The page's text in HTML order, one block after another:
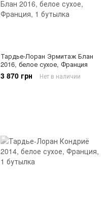
Тардье-Лоран Эрмитаж Блан
2016, белое сухое, Франция
3 870 грн Нет в наличии